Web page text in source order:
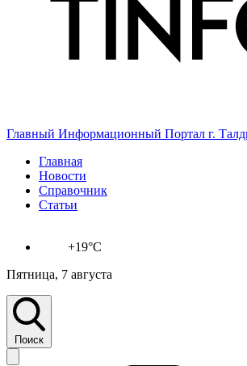
Главный Информационный Портал г.
Главная
Новости
Справочник
Статьи
+19°C
Пятница, 7 августа
Поиск